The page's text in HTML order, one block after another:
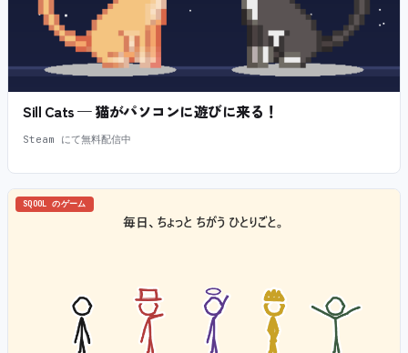
Sill Cats — 猫がパソコンに遊びに来る！
Steam にて無料配信中
SQOOL のゲーム